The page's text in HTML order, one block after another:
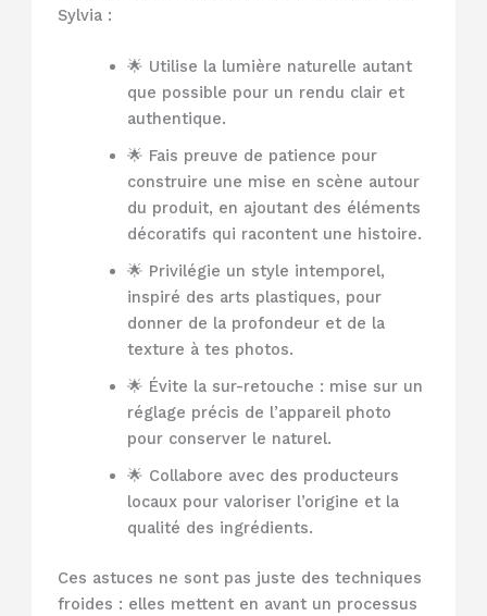
Sylvia :
🌟 Utilise la lumière naturelle autant
que possible pour un rendu clair et
authentique.
🌟 Fais preuve de patience pour
construire une mise en scène autour
du produit, en ajoutant des éléments
décoratifs qui racontent une histoire.
🌟 Privilégie un style intemporel,
inspiré des arts plastiques, pour
donner de la profondeur et de la
texture à tes photos.
🌟 Évite la sur-retouche : mise sur un
réglage précis de l’appareil photo
pour conserver le naturel.
🌟 Collabore avec des producteurs
locaux pour valoriser l’origine et la
qualité des ingrédients.
Ces astuces ne sont pas juste des techniques
froides : elles mettent en avant un processus